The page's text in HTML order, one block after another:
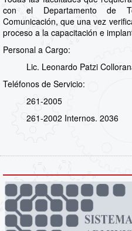
con el Departamento de
Comunicación, que una vez
proceso a la capacitación e
Personal a Cargo:
Lic. Leonardo Patzi
Teléfonos de Servicio:
261-2005
261-2002 Internos. 2036